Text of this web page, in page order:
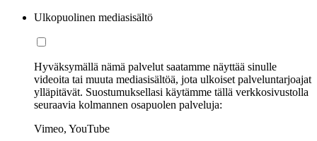
Ulkopuolinen mediasisältö
Hyväksymällä nämä palvelut saatamme näyttää sinulle
videoita tai muuta mediasisältöä, jota ulkoiset palveluntarjoajat
ylläpitävät. Suostumuksellasi käytämme tällä verkkosivustolla
seuraavia kolmannen osapuolen palveluja:
Vimeo, YouTube